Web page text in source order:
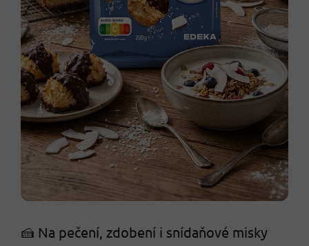
🍰 Na pečení, zdobení i snídaňové misky